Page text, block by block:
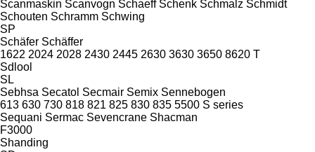
Scanmaskin Scanvogn Schaeff Schenk Schmalz Schmidt
Schouten Schramm Schwing
SP
Schäfer Schäffer
1622 2024 2028 2430 2445 2630 3630 3650 8620 T
Sdlool
SL
Sebhsa Secatol Secmair Semix Sennebogen
613 630 730 818 821 825 830 835 5500 S series
Sequani Sermac Sevencrane Shacman
F3000
Shanding